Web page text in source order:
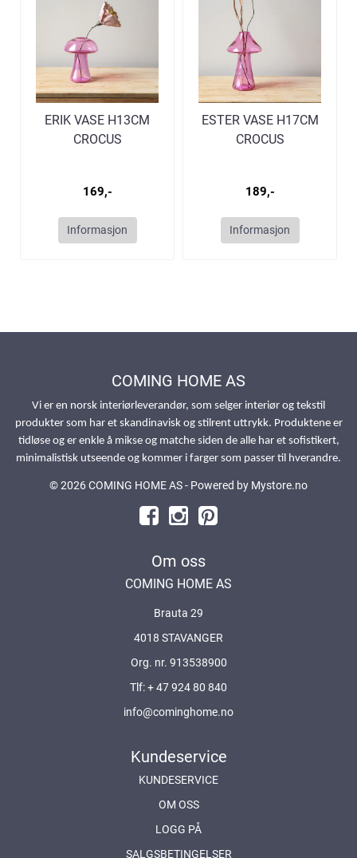
ERIK VASE H13CM
CROCUS
169,-
Informasjon
ESTER VASE H17CM
CROCUS
189,-
Informasjon
COMING HOME AS
Vi er en norsk interiørleverandør, som selger interiør og tekstil
produkter som har et skandinavisk og stilrent uttrykk. Produktene er
tidløse og er enkle å mikse og matche siden de alle har et sofistikert,
minimalistisk utseende og kommer i farger som passer til hverandre.
© 2026 COMING HOME AS - Powered by Mystore.no
Om oss
COMING HOME AS
Brauta 29
4018 STAVANGER
Org. nr. 913538900
Tlf:+ 47 924 80 840
info@cominghome.no
Kundeservice
KUNDESERVICE
OM OSS
LOGG PÅ
SALGSBETINGELSER